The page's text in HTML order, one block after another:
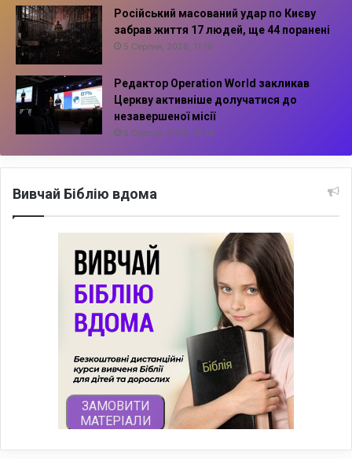
Російський масований удар по Києву
забрав життя 17 людей, ще 44 поранені
5 Серпня, 2026, 11:16
Редактор Operation World закликав
Церкву активніше долучатися до
незавершеної місії
5 Серпня, 2026, 10:14
Вивчай Біблію вдома